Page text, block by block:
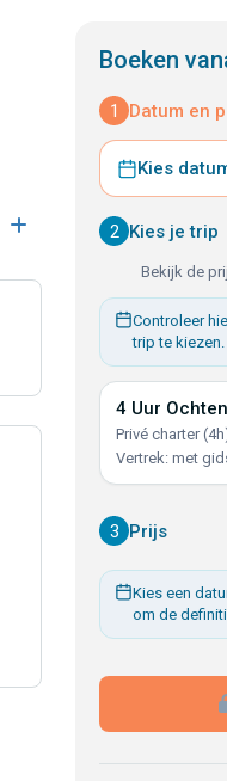
Boeken
1 Datum en
Kies
2 Kies je trip
Bekijk de
Controleer
trip te kiezen.
4 Uur
Privé charter
Vertrek: met
3 Prijs
Kies een
om de